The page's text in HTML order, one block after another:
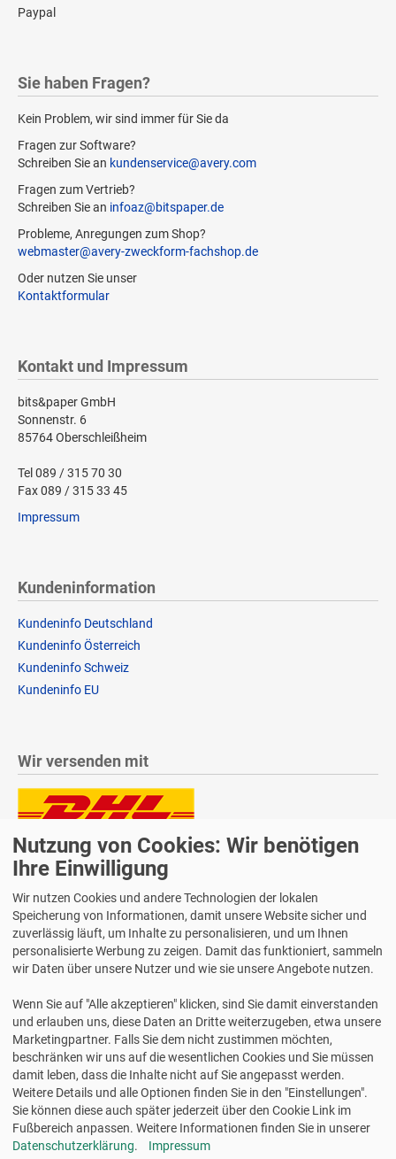
Paypal
Sie haben Fragen?
Kein Problem, wir sind immer für Sie da
Fragen zur Software?
Schreiben Sie an kundenservice@avery.com
Fragen zum Vertrieb?
Schreiben Sie an infoaz@bitspaper.de
Probleme, Anregungen zum Shop?
webmaster@avery-zweckform-fachshop.de
Oder nutzen Sie unser
Kontaktformular
Kontakt und Impressum
bits&paper GmbH
Sonnenstr. 6
85764 Oberschleißheim
Tel 089 / 315 70 30
Fax 089 / 315 33 45
Impressum
Kundeninformation
Kundeninfo Deutschland
Kundeninfo Österreich
Kundeninfo Schweiz
Kundeninfo EU
Wir versenden mit
Lieferung auch an Packstationen und Postfilialen
Samstagszustellung
Bequeme Zahlung über Paypal
2 Jahre Gewährleistung
Alle Texte, Grafiken, Bilder und das Layout sind urheberrechtlich
geschützt und dürfen nicht ohne ausdrückliche, schriftliche
Erlaubnis weiterverwendet werden.
© 2026 bits&paper GmbH - Avery Zweckform Fachshop - Avery
Zweckform L4770-25 Adress-Etiketten, transparent
Nutzung von Cookies: Wir benötigen
Ihre Einwilligung
Wir nutzen Cookies und andere Technologien der lokalen
Speicherung von Informationen, damit unsere Website sicher und
zuverlässig läuft, um Inhalte zu personalisieren, und um Ihnen
personalisierte Werbung zu zeigen. Damit das funktioniert, sammeln
wir Daten über unsere Nutzer und wie sie unsere Angebote nutzen.
Wenn Sie auf "Alle akzeptieren" klicken, sind Sie damit einverstanden
und erlauben uns, diese Daten an Dritte weiterzugeben, etwa unsere
Marketingpartner. Falls Sie dem nicht zustimmen möchten,
beschränken wir uns auf die wesentlichen Cookies und Sie müssen
damit leben, dass die Inhalte nicht auf Sie angepasst werden.
Weitere Details und alle Optionen finden Sie in den "Einstellungen".
Sie können diese auch später jederzeit über den Cookie Link im
Fußbereich anpassen. Weitere Informationen finden Sie in unserer
Datenschutzerklärung. Impressum